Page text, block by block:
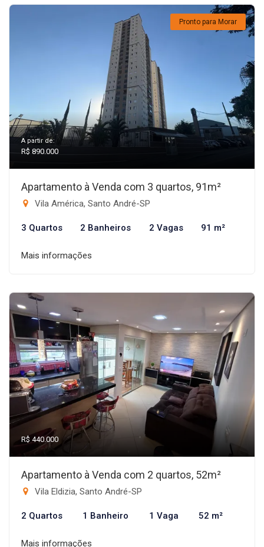
Pronto para Morar
A partir de:
R$ 890.000
Apartamento à Venda com 3 quartos, 91m²
Vila América, Santo André-SP
3 Quartos 2 Banheiros 2 Vagas 91 m²
Mais informações
R$ 440.000
Apartamento à Venda com 2 quartos, 52m²
Vila Eldizia, Santo André-SP
2 Quartos 1 Banheiro 1 Vaga 52 m²
Mais informações